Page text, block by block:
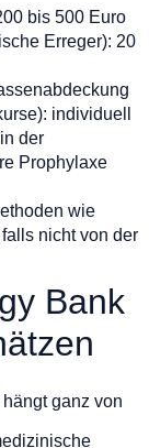
bis 500 Euro
Erreger): 20
individuell
der
Prophylaxe
wie
nicht von der
Bank
ganz von